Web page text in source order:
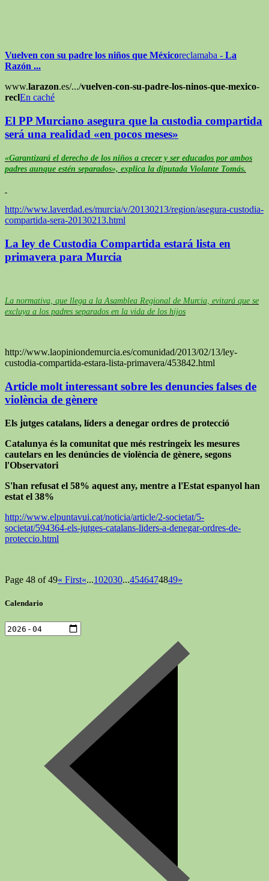
Vuelven con su padre los niños que Méxicoreclamaba - La
Razón ...
www.larazon.es/.../vuelven-con-su-padre-los-ninos-que-mexico-
reclEn caché
El PP Murciano asegura que la custodia compartida
será una realidad «en pocos meses»
«Garantizará el derecho de los niños a crecer y ser educados por ambos
padres aunque estén separados», explica la diputada Violante Tomás.
http://www.laverdad.es/murcia/v/20130213/region/asegura-custodia-
compartida-sera-20130213.html
La ley de Custodia Compartida estará lista en
primavera para Murcia
La normativa, que llega a la Asamblea Regional de Murcia, evitará que se
excluya a los padres separados en la vida de los hijos
http://www.laopiniondemurcia.es/comunidad/2013/02/13/ley-
custodia-compartida-estara-lista-primavera/453842.html
Article molt interessant sobre les denuncies falses de
violència de gènere
Els jutges catalans, líders a denegar ordres de protecció
Catalunya és la comunitat que més restringeix les mesures
cautelars en les denúncies de violència de gènere, segons
l'Observatori
S'han refusat el 58% aquest any, mentre a l'Estat espanyol han
estat el 38%
http://www.elpuntavui.cat/noticia/article/2-societat/5-
societat/594364-els-jutges-catalans-liders-a-denegar-ordres-de-
proteccio.html
Page 48 of 49« First«...102030...4546474849»
Calendario